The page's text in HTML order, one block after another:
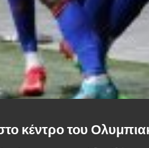
κέντρο του